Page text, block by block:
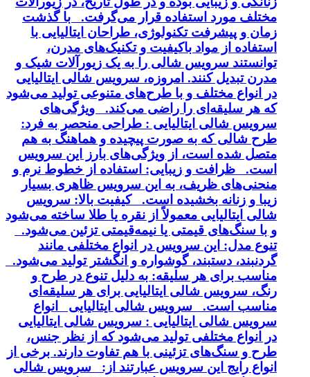
مختلف مورد استفاده قرار می‌گرفت. با گذشت
زمان و پیشرفت تکنولوژی، طراحان ایتالیایی با
استفاده از مواد باکیفیت و تکنیک‌های مدرن،
توانستند سرویس شالی را به یک زیورآلات شیک و
مدرن تبدیل کنند. امروزه، سرویس شالی ایتالیایی
در انواع مختلف و با طرح‌های متنوعی تولید می‌شود
که هر سلیقه‌ای را راضی می‌کند. ویژگی‌های
سرویس شالی ایتالیایی : طراحی منحصر به فرد:
طرح شالی که به صورت پیچیده و هماهنگ به هم
متصل شده است، از ویژگی‌های بارز این سرویس
است. ظرافت و زیبایی: استفاده از خطوط نرم و
منحنی‌های ظریف، به این سرویس ظاهری بسیار
زیبا و زنانه بخشیده است. کیفیت بالا: سرویس
شالی ایتالیایی معمولاً از نقره یا طلا ساخته می‌شود
و با سنگ‌های قیمتی یا نیمه‌قیمتی تزئین می‌شود.
تنوع مدل: این سرویس در انواع مختلفی مانند
گردنبند، دستبند، گوشواره و انگشتر تولید می‌شود.
مناسب برای هر سلیقه: به دلیل تنوع در طرح و
رنگ، سرویس شالی ایتالیایی برای هر سلیقه‌ای
مناسب است. سرویس شالی ایتالیایی انواع
سرویس شالی ایتالیایی : سرویس شالی ایتالیایی
در انواع مختلفی تولید می‌شود که از نظر جنس،
طرح و سنگ‌های تزئینی با هم تفاوت دارند. برخی از
انواع رایج این سرویس عبارتند از: سرویس شالی